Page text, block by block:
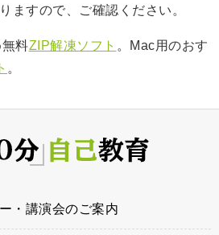
ますので、ご確認ください。
料ZIP解凍ソフト 。Mac用のおす
。
・講演会のご案内